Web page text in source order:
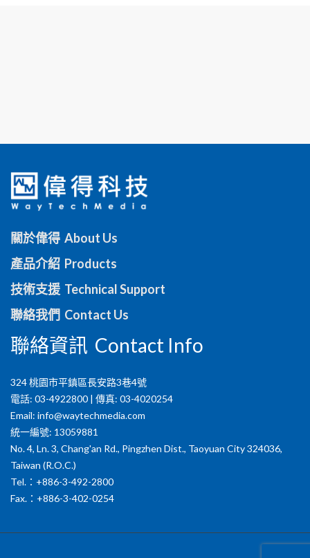
關於偉得 About Us
產品介紹 Products
技術支援 Technical Support
聯絡我們 Contact Us
聯絡資訊 Contact Info
324 桃園市平鎮區長安路3巷4號
電話: 03-4922800 | 傳真: 03-4020254
Email: info@waytechmedia.com
統一編號: 13059881
No. 4, Ln. 3, Chang'an Rd., Pingzhen Dist., Taoyuan City 324036,
Taiwan (R.O.C.)
Tel.：+886-3-492-2800
Fax.：+886-3-402-0254